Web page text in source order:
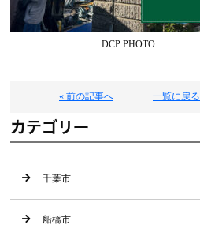
DCP PHOTO
« 前の記事へ 一覧に戻る
カテゴリー
千葉市
船橋市